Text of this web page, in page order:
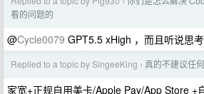
看的问题的
@Cycle0079 GPT5.5 xHigh ，而且听说思
Replied to a topic by SingeeKing › 真的不建议任
家宽+正规自用美卡/Apple Pay/App Store +